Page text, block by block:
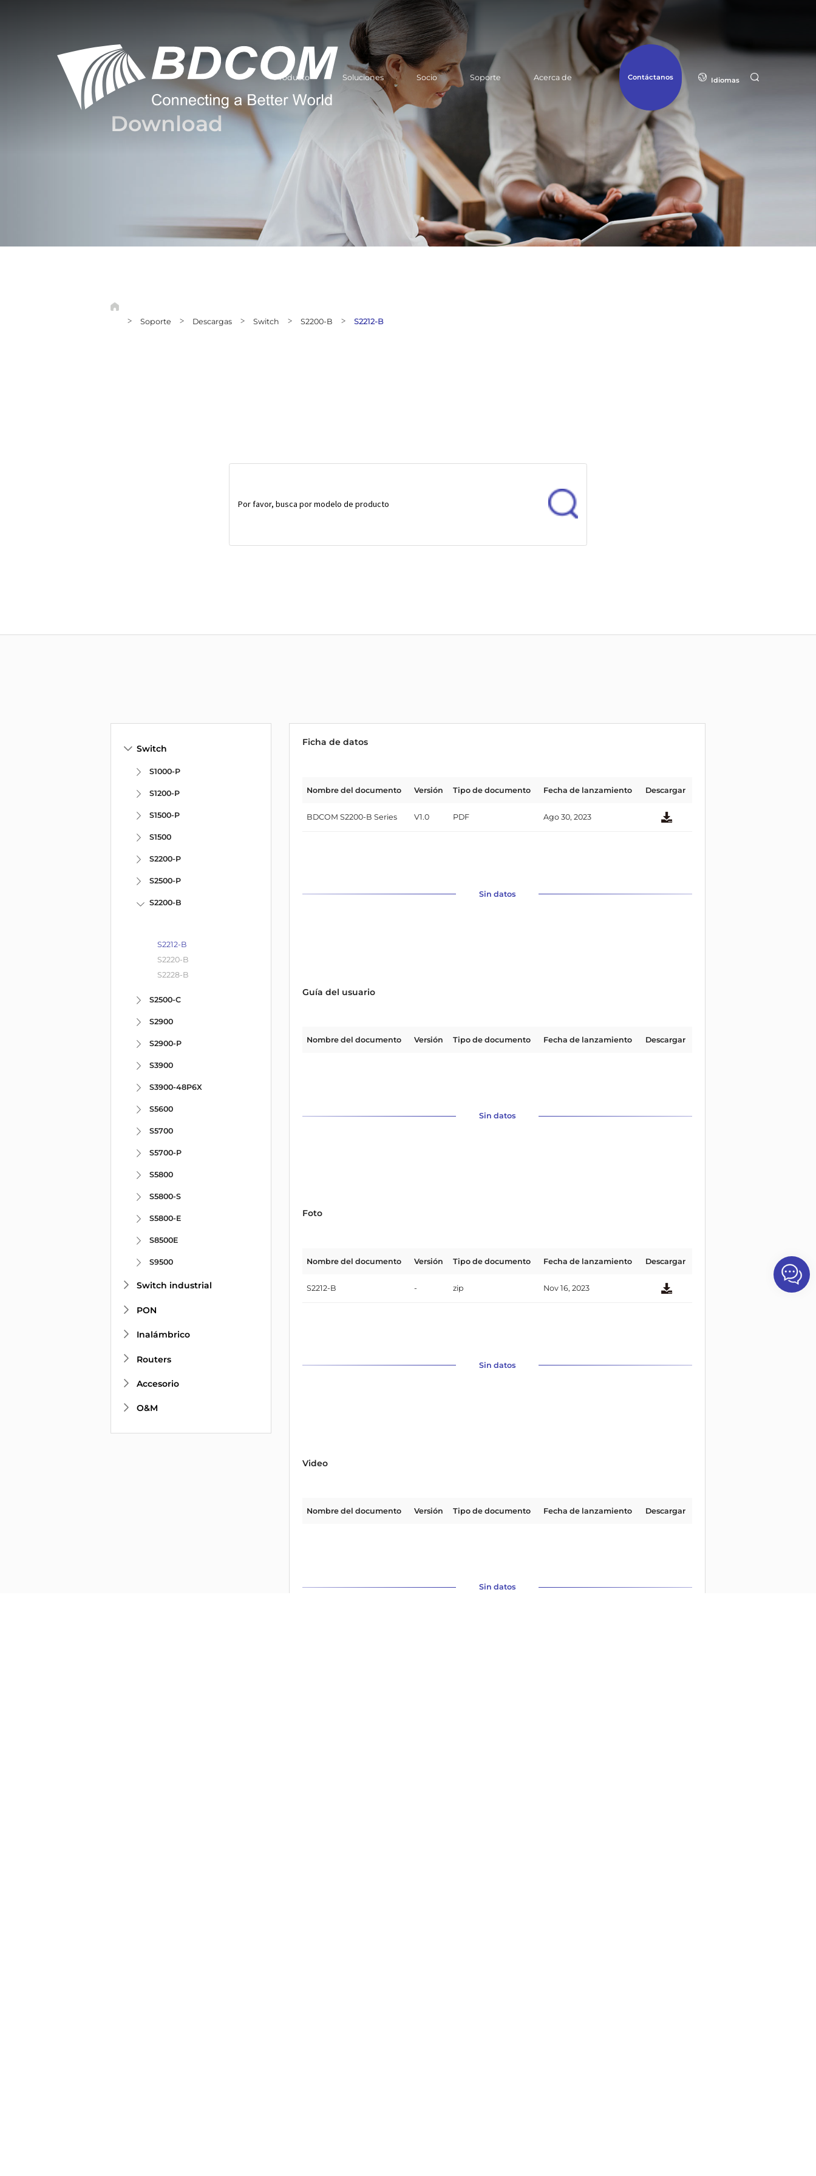
Producto Soluciones Socio Soporte Acerca de Contáctanos Idiomas
Download
> Soporte > Descargas > Switch > S2200-B > S2212-B
Switch
S1000-P
S1200-P
S1500-P
S1500
S2200-P
S2500-P
S2200-B
S2212-B
S2220-B
S2228-B
S2500-C
S2900
S2900-P
S3900
S3900-48P6X
S5600
S5700
S5700-P
S5800
S5800-S
S5800-E
S8500E
S9500
Switch industrial
PON
Inalámbrico
Routers
Accesorio
O&M
Ficha de datos
Nombre del documento Versión Tipo de documento Fecha de lanzamiento Descargar
BDCOM S2200-B Series V1.0 PDF Ago 30, 2023
Sin datos
Guía del usuario
Nombre del documento Versión Tipo de documento Fecha de lanzamiento Descargar
Sin datos
Foto
Nombre del documento Versión Tipo de documento Fecha de lanzamiento Descargar
S2212-B - zip Nov 16, 2023
Sin datos
Video
Nombre del documento Versión Tipo de documento Fecha de lanzamiento Descargar
Sin datos